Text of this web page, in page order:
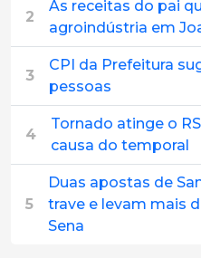
2
As receitas do pai
agroindústria em
3
CPI da Prefeitura
pessoas
4
Tornado atinge o
causa do temporal
5
Duas apostas de
trave e levam mais
Sena